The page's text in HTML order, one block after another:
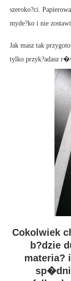
szeroko?ci.
myde?ko i nie
Jak masz tak
tylko przyk?adasz
Cokolwiek
b?dzie
materia?